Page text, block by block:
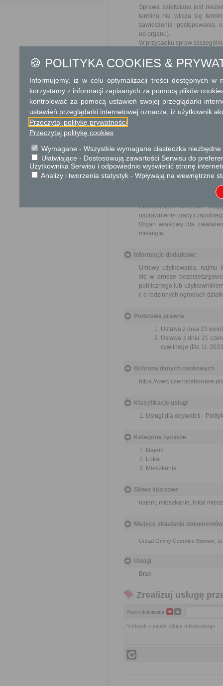
Sprawa załatwiana jest
terminu nie wlicza się
zawieszenia postępowania
od organu).
W przypadku spraw
Informacja
Dodatkowe
Opłata
Wniosek jest wolny od opłat.
Skargi i wnioski
Przedmiotem skargi może
ich pracowników, naruszenie
Przedmiotem wniosku
usprawnienie pracy i
Organ właściwy dla
miesiąca.
Informacje dodatkowe
Umowy użytkowania, najmu
się w drodze
publicznego lub
r. o rodzinnych ogrodach
Podstawa prawna
Ustawa z dnia 23
Ustawa z dnia 21
cywilnego (Dz. U.
Ochrona danych osobowych
https://
Klasyfikacje usługi
Usługi dla obywateli -
Kategorie życiowe
Najem
Lokal
Mieszkanie
Słowa kluczowe
najem, mieszkanie, lokal
Miejsce składania dokumentów
Urząd Gminy Czernice Borowe,
Uwagi
Brak
Zrealizuj usługę
Nazwa dokumentu
Wniosek o najem lokalu mieszkalnego
🍪 POLITYKA COOKIES &
Informujemy, iż w celu optymalizacji treści dostępnych w
korzystamy z informacji zapisanych za pomocą plików
kontrolować za pomocą ustawień swojej przeglądarki
ustawień przeglądarki internetowej oznacza, iż użytkownik
Przeczytaj politykę prywatności
Przeczytaj politykę cookies
Wymagane - Wszystkie wymagane ciasteczka
Ułatwiające - Dostosowują zawartości Serwisu do
Użytkownika Serwisu i odpowiednio wyświetlić stronę
Analizy i tworzenia statystyk - Wpływają na wewnętrzne